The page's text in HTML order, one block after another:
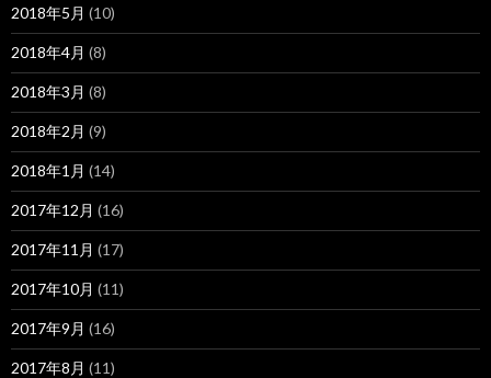
2018年5月 (10)
2018年4月 (8)
2018年3月 (8)
2018年2月 (9)
2018年1月 (14)
2017年12月 (16)
2017年11月 (17)
2017年10月 (11)
2017年9月 (16)
2017年8月 (11)